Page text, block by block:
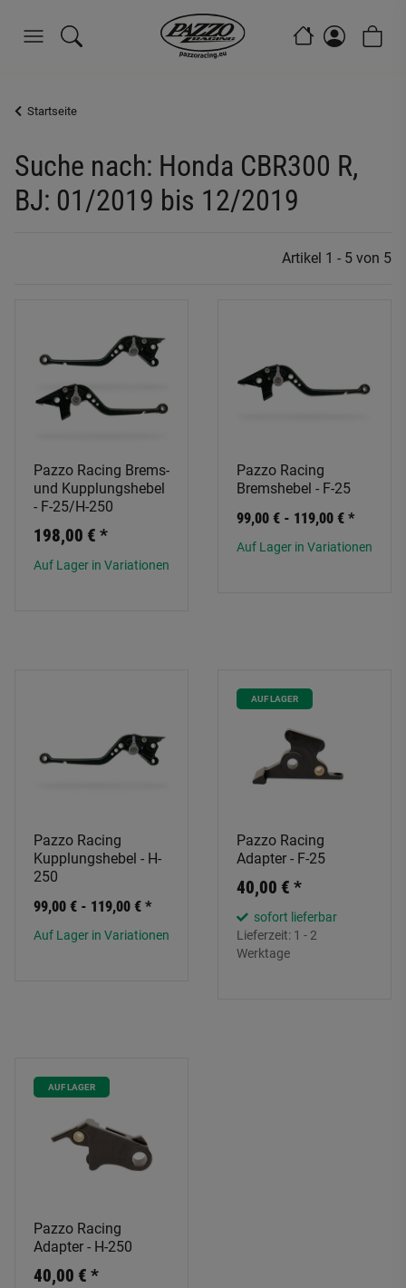
Startseite
Suche nach: Honda CBR300 R,
BJ: 01/2019 bis 12/2019
Artikel 1 - 5 von 5
Pazzo Racing Brems-
und Kupplungshebel
- F-25/H-250
198,00 € *
Auf Lager in Variationen
Pazzo Racing
Bremshebel - F-25
99,00 € - 119,00 € *
Auf Lager in Variationen
Pazzo Racing
Kupplungshebel - H-
250
99,00 € - 119,00 € *
Auf Lager in Variationen
AUF LAGER
Pazzo Racing
Adapter - F-25
40,00 € *
sofort lieferbar
Lieferzeit: 1 - 2
Werktage
AUF LAGER
Pazzo Racing
Adapter - H-250
40,00 € *